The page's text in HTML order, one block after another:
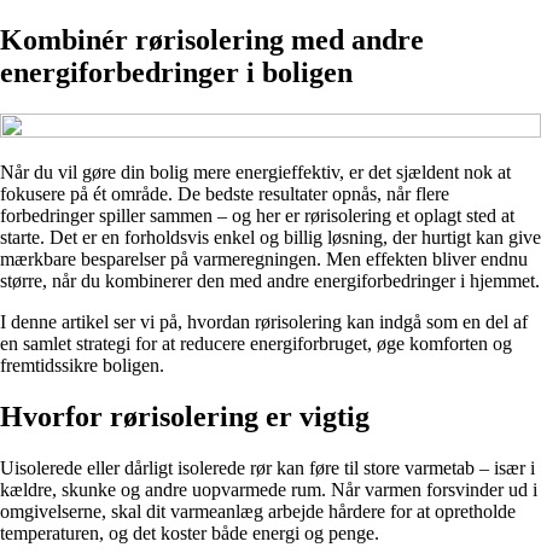
Kombinér rørisolering med andre
energiforbedringer i boligen
Når du vil gøre din bolig mere energieffektiv, er det sjældent nok at
fokusere på ét område. De bedste resultater opnås, når flere
forbedringer spiller sammen – og her er rørisolering et oplagt sted at
starte. Det er en forholdsvis enkel og billig løsning, der hurtigt kan give
mærkbare besparelser på varmeregningen. Men effekten bliver endnu
større, når du kombinerer den med andre energiforbedringer i hjemmet.
I denne artikel ser vi på, hvordan rørisolering kan indgå som en del af
en samlet strategi for at reducere energiforbruget, øge komforten og
fremtidssikre boligen.
Hvorfor rørisolering er vigtig
Uisolerede eller dårligt isolerede rør kan føre til store varmetab – især i
kældre, skunke og andre uopvarmede rum. Når varmen forsvinder ud i
omgivelserne, skal dit varmeanlæg arbejde hårdere for at opretholde
temperaturen, og det koster både energi og penge.